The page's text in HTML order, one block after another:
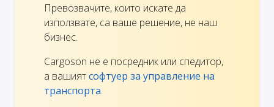
Превозвачите, които искате да
използвате, са ваше решение, не наш
бизнес.
Cargoson не е посредник или спедитор,
а вашиятсофтуер за управление на
транспорта.